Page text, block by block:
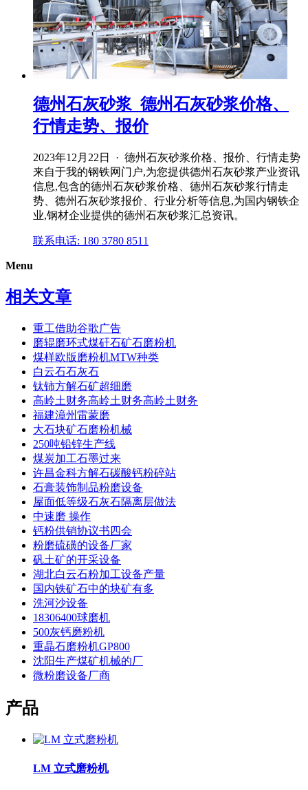
德州石灰砂浆_德州石灰砂浆价格、
行情走势、报价
2023年12月22日 · 德州石灰砂浆价格、报价、行情走势
来自于我的钢铁网门户,为您提供德州石灰砂浆产业资讯
信息,包含的德州石灰砂浆价格、德州石灰砂浆行情走
势、德州石灰砂浆报价、行业分析等信息,为国内钢铁企
业,钢材企业提供的德州石灰砂浆汇总资讯。
联系电话: 180 3780 8511
Menu
相关文章
重工借助谷歌广告
磨辊磨环式煤矸石矿石磨粉机
煤样欧版磨粉机MTW种类
白云石石灰石
钛铈方解石矿超细磨
高岭土财务高岭土财务高岭土财务
福建漳州雷蒙磨
大石块矿石磨粉机械
250吨铅锌生产线
煤炭加工石墨过来
许昌金科方解石碳酸钙粉碎站
石膏装饰制品粉磨设备
屋面低等级石灰石隔离层做法
中速磨 操作
钙粉供销协议书四会
粉磨硫磺的设备厂家
矾土矿的开采设备
湖北白云石粉加工设备产量
国内铁矿石中的块矿有多
洗河沙设备
18306400球磨机
500灰钙磨粉机
重晶石磨粉机GP800
沈阳生产煤矿机械的厂
微粉磨设备厂商
产品
LM 立式磨粉机